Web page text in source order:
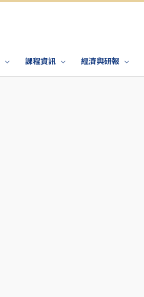
課程資訊 經濟與研報